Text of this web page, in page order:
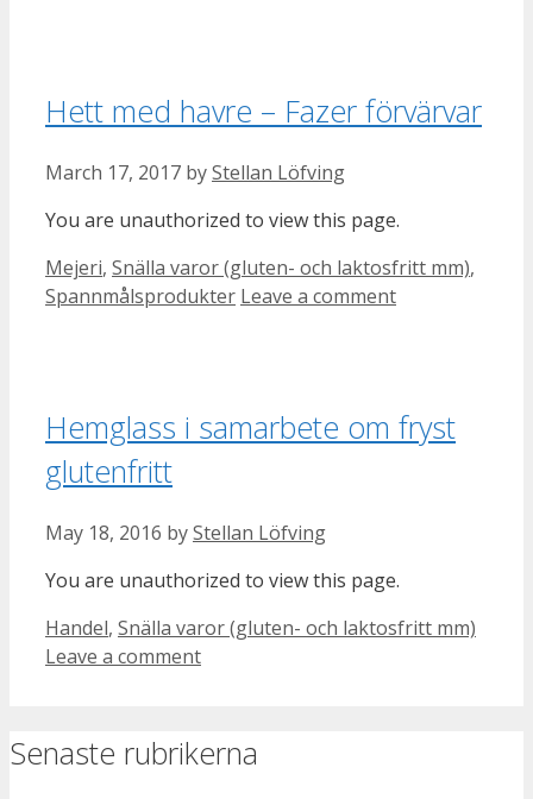
Hett med havre – Fazer förvärvar
March 17, 2017 byStellan Löfving
You are unauthorized to view this page.
Categories
Mejeri, Snälla varor (gluten- och laktosfritt mm),
Spannmålsprodukter Leave a comment
Hemglass i samarbete om fryst
glutenfritt
May 18, 2016 byStellan Löfving
You are unauthorized to view this page.
Categories
Handel, Snälla varor (gluten- och laktosfritt mm)
Leave a comment
Senaste rubrikerna